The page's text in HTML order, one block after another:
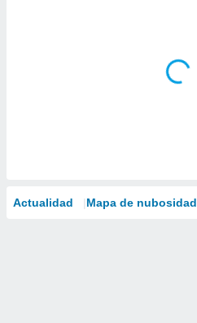
Actualidad Mapa de nubosidad